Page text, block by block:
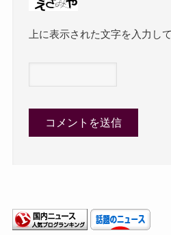
上に表示された文字を入力し